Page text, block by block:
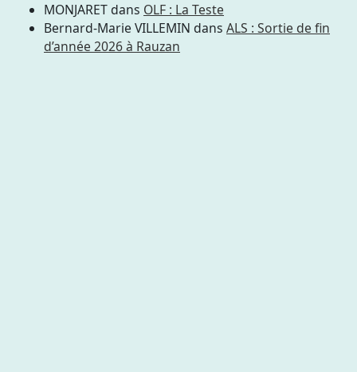
MONJARETdans OLF : La Teste
Bernard-Marie VILLEMIN dans ALS : Sortie de fin
d’année 2026 à Rauzan